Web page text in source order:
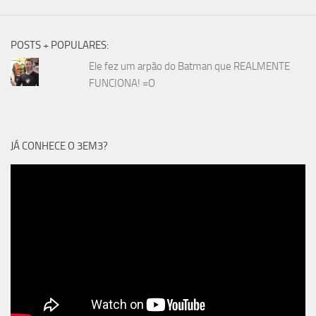
POSTS + POPULARES:
Ele fez um arpão do Batman que REALMENTE
FUNCIONA! =O
JÁ CONHECE O 3EM3?